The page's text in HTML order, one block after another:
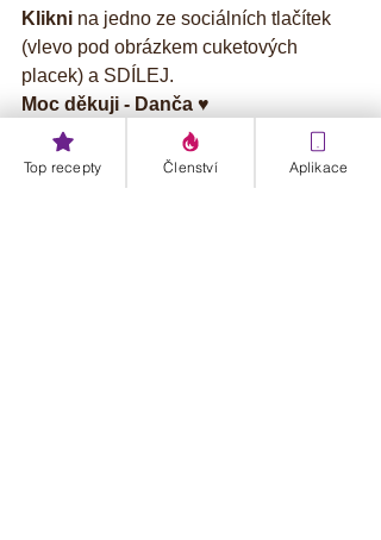
Klikni na jedno ze sociálních tlačítek
(vlevo pod obrázkem cuketových
placek) a SDÍLEJ.
Moc děkuji - Danča ♥️
#cuketa #placky #čočka #česnek
Top recepty Členství Aplikace